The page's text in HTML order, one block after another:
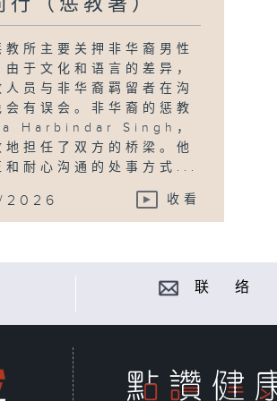
教所主要关押非华裔男性
由于文化和语言的差异，
人员与非华裔羁留者在沟
会有误会。非华裔的惩教
Harbindar Singh，
地担任了双方的桥梁。他
和耐心沟通的处事方式...
收看
联 络